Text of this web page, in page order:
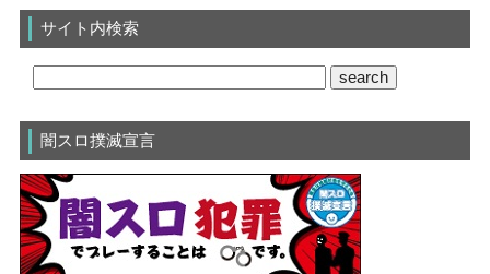
サイト内検索
闇スロ撲滅宣言